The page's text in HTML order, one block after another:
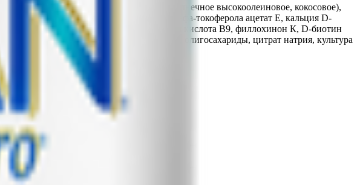
рапсовое, подсолнечное, подсолнечное высокоолеиновое, кокосовое),
премикс (L-аскорбат натрия (С), DL-альфа-токоферола ацетат Е, кальция D-
рибофлавин В2, йодит калия, фолиевая кислота В9, филлохинон К, D-биотин
меди), калия фосфат, рыбий жир, олигосахариды, цитрат натрия, культура